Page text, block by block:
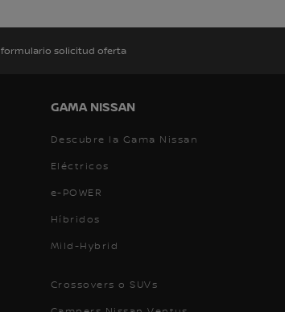
formulario solicitud oferta
GAMA NISSAN
Descubre la Gama Nissan
Eléctricos
e-POWER
Híbridos
Mild-Hybrid
Crossovers o SUVs